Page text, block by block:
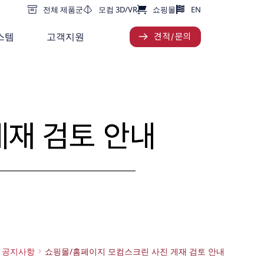
전체 제품군 모컴 3D/VR 쇼핑몰 EN
템 고객지원 견적/문의
검토 안내
공지사항 쇼핑몰/홈페이지 모컴스크린 사진 게재 검토 안내